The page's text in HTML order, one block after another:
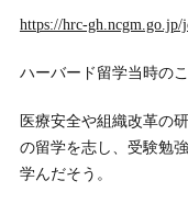
https://hrc-
ハーバード留学当時の
医療安全や組織改革の
の留学を志し、受験勉
学んだそう。